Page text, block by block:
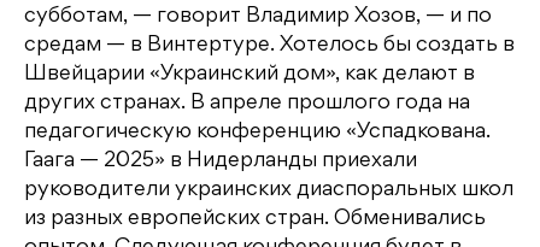
субботам, — говорит Владимир Хозов, — и по
средам — в Винтертуре. Хотелось бы создать в
Швейцарии «Украинский дом», как делают в
других странах. В апреле прошлого года на
педагогическую конференцию «Успадкована.
Гаага — 2025» в Нидерланды приехали
руководители украинских диаспоральных школ
из разных европейских стран. Обменивались